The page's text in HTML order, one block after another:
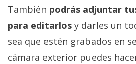
También podrás adjuntar
para editarlos y darles un
sea que estén grabados en
cámara exterior puedes